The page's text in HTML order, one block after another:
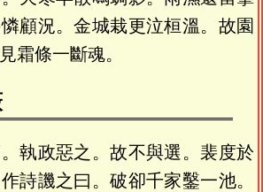
顧況。金城栽更泣桓溫。故園
霜條一斷魂。
執政惡之。故不與選。裴度於
詩譏之曰。破卻千家鑿一池。